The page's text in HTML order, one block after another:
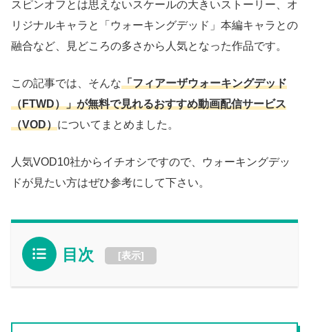
スピンオフとは思えないスケールの大きいストーリー、オ
リジナルキャラと「ウォーキングデッド」本編キャラとの
融合など、見どころの多さから人気となった作品です。
この記事では、そんな「フィアーザウォーキングデッド
（FTWD）」が無料で見れるおすすめ動画配信サービス
（VOD）についてまとめました。
人気VOD10社からイチオシですので、ウォーキングデッ
ドが見たい方はぜひ参考にして下さい。
目次 [表示]